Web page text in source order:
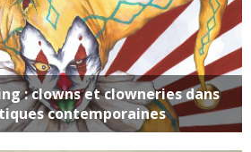
: clowns et clowneries dans
contemporaines